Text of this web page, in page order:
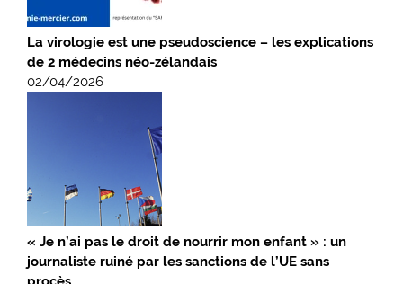
La virologie est une pseudoscience – les explications
de 2 médecins néo-zélandais
02/04/2026
« Je n’ai pas le droit de nourrir mon enfant » : un
journaliste ruiné par les sanctions de l’UE sans